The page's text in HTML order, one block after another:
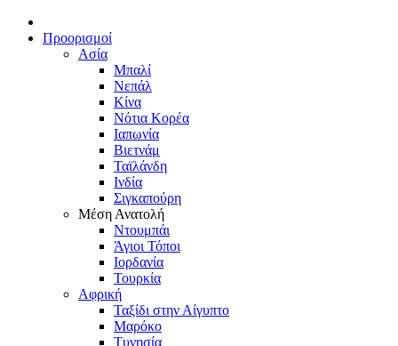
Προορισμοί
Ασία
Μπαλί
Νεπάλ
Κίνα
Νότια Κορέα
Ιαπωνία
Βιετνάμ
Ταϊλάνδη
Ινδία
Σιγκαπούρη
Μέση Ανατολή
Ντουμπάι
Άγιοι Τόποι
Ιορδανία
Τουρκία
Αφρική
Ταξίδι στην Αίγυπτο
Μαρόκο
Τυνησία